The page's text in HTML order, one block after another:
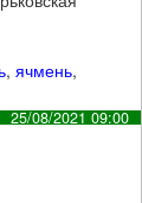
,ячмень,
25/08/2021 09:00